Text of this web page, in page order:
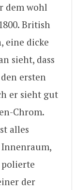
dem wohl
British
eine dicke
sieht, dass
ersten
er sieht gut
Chrom.
alles
polierte
der